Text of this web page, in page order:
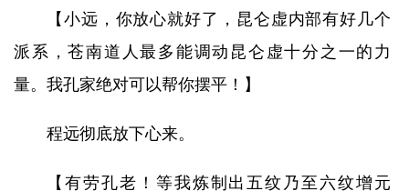
【小远，你放心就好了，昆仑虚内部有好几个
派系，苍南道人最多能调动昆仑虚十分之一的力
量。我孔家绝对可以帮你摆平！】
程远彻底放下心来。
【有劳孔老！等我炼制出五纹乃至六纹增元